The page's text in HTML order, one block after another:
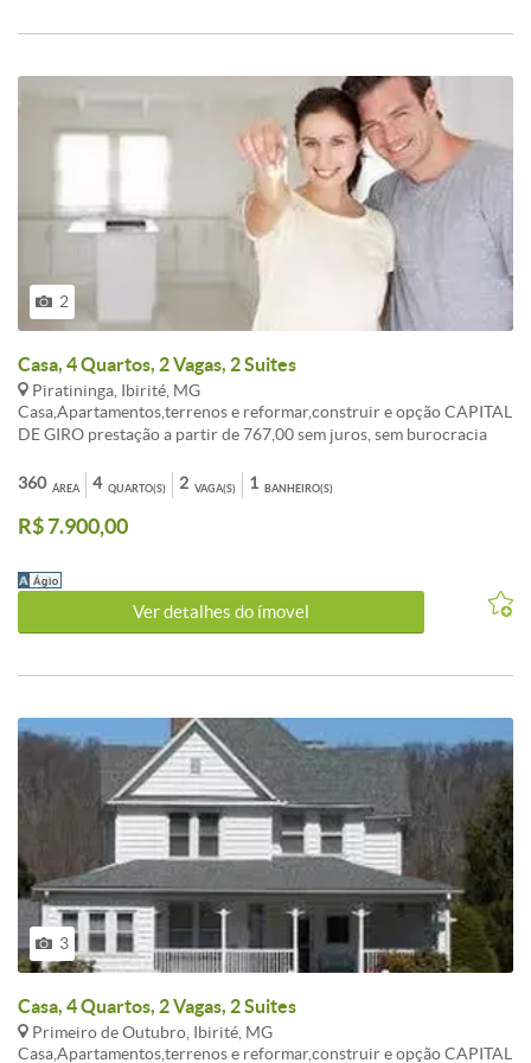
2
Casa, 4 Quartos, 2 Vagas, 2 Suites
Piratininga, Ibirité, MG
Casa,Apartamentos,terrenos e reformar,construir e opção CAPITAL
DE GIRO prestação a partir de 767,00 sem juros, sem burocracia
compra. ATENDIMENTO EM TODO BRASIL. , AUTORIZADO PELO
BANCO CENTRAL. fotos ilustrativo, não contemplado,
OPORTUNIDADE!!! LIGUE AGORA TR:( 31 ) 3495-5224 Celular:
n: 2055 BH-MG
ÁREA
360 QUARTO(S)
4 VAGA(S)
2 BANHEIRO(S)
1
R$ 7.900,00
Ver detalhes do ímovel
3
Casa, 4 Quartos, 2 Vagas, 2 Suites
Primeiro de Outubro, Ibirité, MG
Casa,Apartamentos,terrenos e reformar,construir e opção CAPITAL